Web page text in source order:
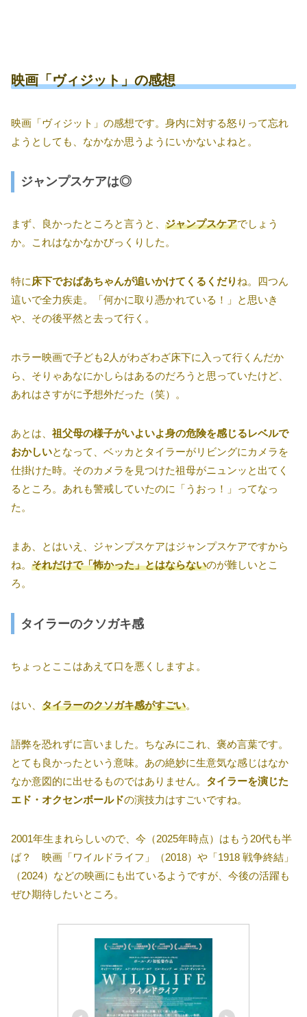
映画「ヴィジット」の感想
映画「ヴィジット」の感想です。身内に対する怒りって忘れ
ようとしても、なかなか思うようにいかないよねと。
ジャンプスケアは◎
まず、良かったところと言うと、 ジャンプスケアでしょう
か。これはなかなかびっくりした。
特に 床下でおばあちゃんが追いかけてくるくだり ね。四つん
這いで全力疾走。「何かに取り憑かれている！」と思いき
や、その後平然と去って行く。
ホラー映画で子ども2人がわざわざ床下に入って行くんだか
ら、そりゃあなにかしらはあるのだろうと思っていたけど、
あれはさすがに予想外だった（笑）。
あとは、 祖父母の様子がいよいよ身の危険を感じるレベルで
おかしいとなって、ベッカとタイラーがリビングにカメラを
仕掛けた時。そのカメラを見つけた祖母がニュンッと出てく
るところ。あれも警戒していたのに「うおっ！」ってなっ
た。
まあ、とはいえ、ジャンプスケアはジャンプスケアですから
ね。 それだけで「怖かった」とはならないのが難しいとこ
ろ。
タイラーのクソガキ感
ちょっとここはあえて口を悪くしますよ。
はい、 タイラーのクソガキ感がすごい。
語弊を恐れずに言いました。ちなみにこれ、褒め言葉です。
とても良かったという意味。あの絶妙に生意気な感じはなか
なか意図的に出せるものではありません。 タイラーを演じた
エド・オクセンボールドの演技力はすごいですね。
2001年生まれらしいので、今（2025年時点）はもう20代も半
ば？ 映画「ワイルドライフ」（2018）や「1918 戦争終結」
（2024）などの映画にも出ているようですが、今後の活躍も
ぜひ期待したいところ。